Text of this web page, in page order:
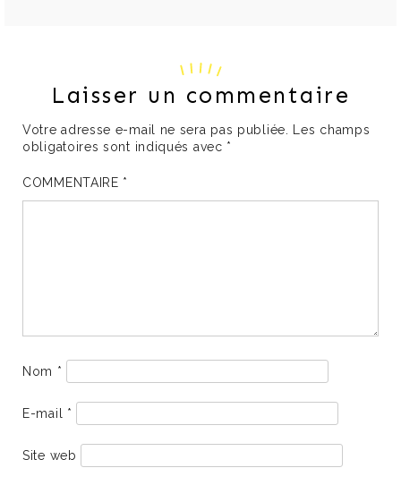
Laisser un commentaire
Votre adresse e-mail ne sera pas publiée. Les champs
obligatoires sont indiqués avec *
COMMENTAIRE *
Nom *
E-mail *
Site web